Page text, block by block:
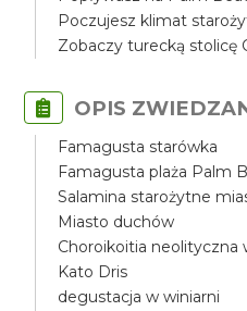
Poczujesz klimat
Zobaczy turecką stolicę
OPIS
Famagusta starówka
Famagusta plaża Palm
Salamina starożytne
Miasto duchów
Choroikoitia neolityczna
Kato Dris
degustacja w winiarni